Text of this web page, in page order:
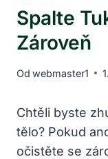
Spalte
Zároveň
Od webmaster1
Chtěli byste
tělo? Pokud
očistěte se